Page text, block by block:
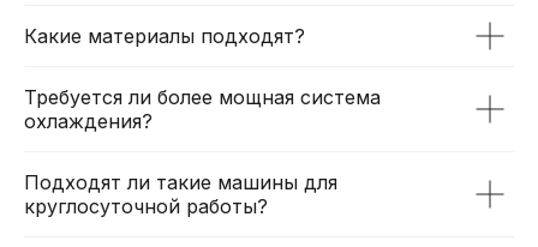
Какие материалы подходят?
Требуется ли более мощная система
охлаждения?
Подходят ли такие машины для
круглосуточной работы?